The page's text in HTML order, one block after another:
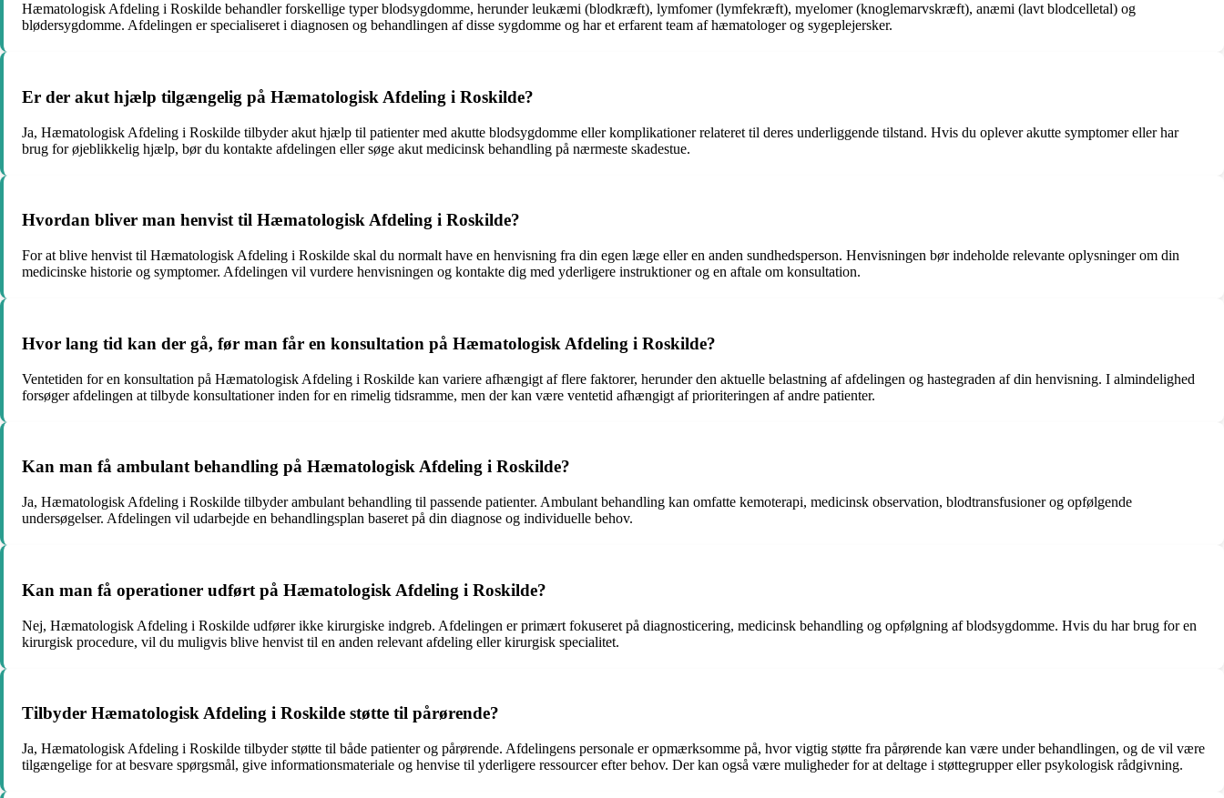
Hæmatologisk Afdeling i Roskilde behandler forskellige typer blodsygdomme, herunder leukæmi (blodkræft), lymfomer (lymfekræft), myelomer (knoglemarvskræft), anæmi (lavt blodcelletal) og
blødersygdomme. Afdelingen er specialiseret i diagnosen og behandlingen af disse sygdomme og har et erfarent team af hæmatologer og sygeplejersker.
Er der akut hjælp tilgængelig på Hæmatologisk Afdeling i Roskilde?
Ja, Hæmatologisk Afdeling i Roskilde tilbyder akut hjælp til patienter med akutte blodsygdomme eller komplikationer relateret til deres underliggende tilstand. Hvis du oplever akutte symptomer eller har
brug for øjeblikkelig hjælp, bør du kontakte afdelingen eller søge akut medicinsk behandling på nærmeste skadestue.
Hvordan bliver man henvist til Hæmatologisk Afdeling i Roskilde?
For at blive henvist til Hæmatologisk Afdeling i Roskilde skal du normalt have en henvisning fra din egen læge eller en anden sundhedsperson. Henvisningen bør indeholde relevante oplysninger om din
medicinske historie og symptomer. Afdelingen vil vurdere henvisningen og kontakte dig med yderligere instruktioner og en aftale om konsultation.
Hvor lang tid kan der gå, før man får en konsultation på Hæmatologisk Afdeling i Roskilde?
Ventetiden for en konsultation på Hæmatologisk Afdeling i Roskilde kan variere afhængigt af flere faktorer, herunder den aktuelle belastning af afdelingen og hastegraden af din henvisning. I almindelighed
forsøger afdelingen at tilbyde konsultationer inden for en rimelig tidsramme, men der kan være ventetid afhængigt af prioriteringen af andre patienter.
Kan man få ambulant behandling på Hæmatologisk Afdeling i Roskilde?
Ja, Hæmatologisk Afdeling i Roskilde tilbyder ambulant behandling til passende patienter. Ambulant behandling kan omfatte kemoterapi, medicinsk observation, blodtransfusioner og opfølgende
undersøgelser. Afdelingen vil udarbejde en behandlingsplan baseret på din diagnose og individuelle behov.
Kan man få operationer udført på Hæmatologisk Afdeling i Roskilde?
Nej, Hæmatologisk Afdeling i Roskilde udfører ikke kirurgiske indgreb. Afdelingen er primært fokuseret på diagnosticering, medicinsk behandling og opfølgning af blodsygdomme. Hvis du har brug for en
kirurgisk procedure, vil du muligvis blive henvist til en anden relevant afdeling eller kirurgisk specialitet.
Tilbyder Hæmatologisk Afdeling i Roskilde støtte til pårørende?
Ja, Hæmatologisk Afdeling i Roskilde tilbyder støtte til både patienter og pårørende. Afdelingens personale er opmærksomme på, hvor vigtig støtte fra pårørende kan være under behandlingen, og de vil være
tilgængelige for at besvare spørgsmål, give informationsmateriale og henvise til yderligere ressourcer efter behov. Der kan også være muligheder for at deltage i støttegrupper eller psykologisk rådgivning.